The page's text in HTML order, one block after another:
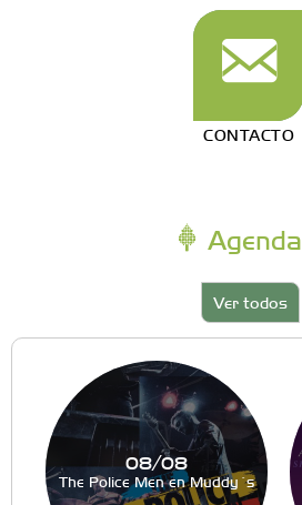
CONTACTO
Agenda
Ver todos
08/08
The Police Men en Muddy´s